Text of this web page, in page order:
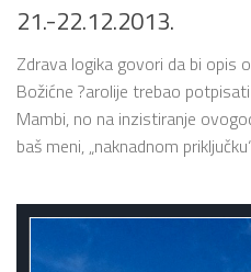
21.-22.12.2013.
Zdrava logika govori da bi opis
Božićne ?arolije trebao
Mambi, no na inzistiranje
baš meni, „naknadnom